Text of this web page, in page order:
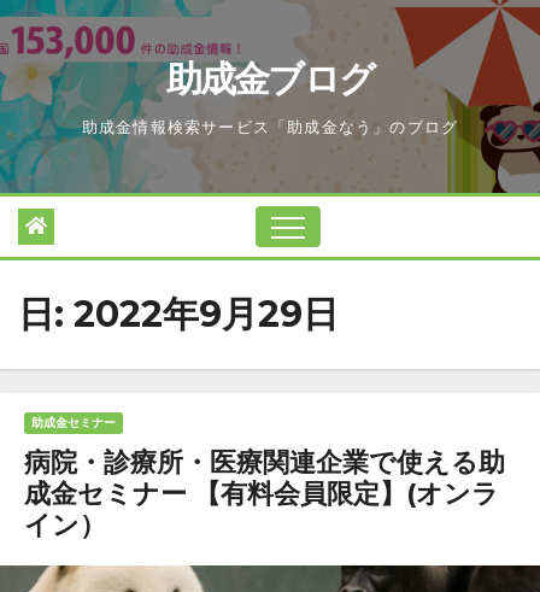
Skip
to
content
助成金ブログ
助成金情報検索サービス「助成金なう」のブログ
日: 2022年9月29日
助成金セミナー
病院・診療所・医療関連企業で使える助
成金セミナー 【有料会員限定】(オンラ
イン）